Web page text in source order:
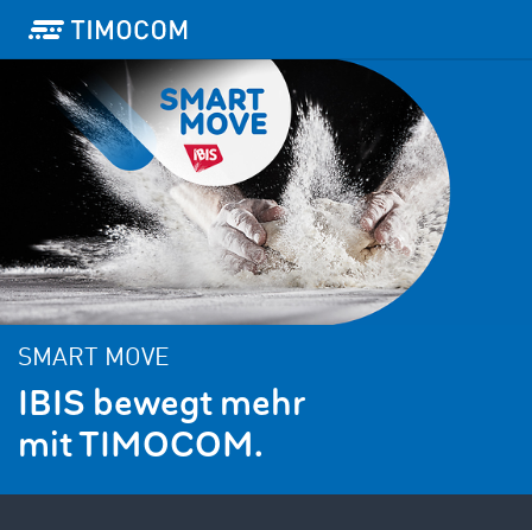
SMART MOVE
IBIS bewegt mehr
mit TIMOCOM.